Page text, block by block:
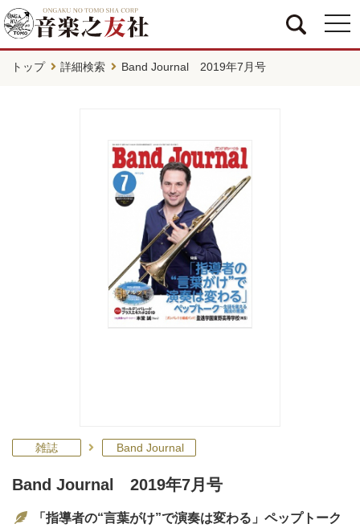
トップ 詳細検索 Band Journal 2019年7月号
雑誌 Band Journal
Band Journal 2019年7月号
「指導者の“言葉がけ”で演奏は変わる」ペップトーク